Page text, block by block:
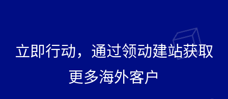
立即行动，通过领动建站获取
更多海外客户